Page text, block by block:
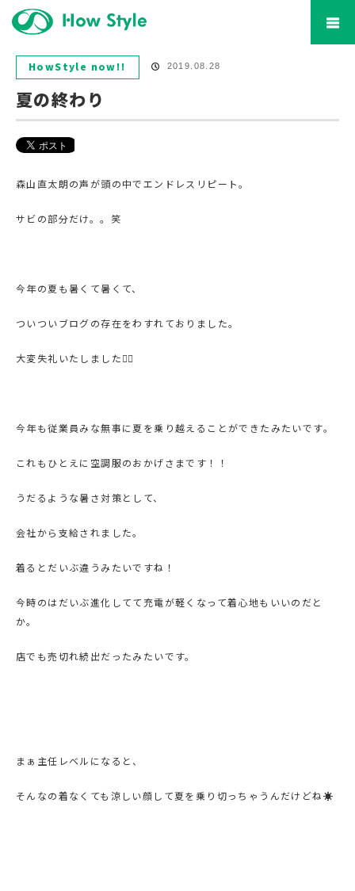
ホーム
ブログ
HowStyle now!!
HowStyle now!! 2019.08.28
夏の終わり
森山直太朗の声が頭の中でエンドレスリピート。
サビの部分だけ。。笑
今年の夏も暑くて暑くて、
ついついブログの存在をわすれておりました。
大変失礼いたしました🙇‍♂️
今年も従業員みな無事に夏を乗り越えることができたみたいです。
これもひとえに空調服のおかげさまです！！
うだるような暑さ対策として、
会社から支給されました。
着るとだいぶ違うみたいですね！
今時のはだいぶ進化してて充電が軽くなって着心地もいいのだと
か。
店でも売切れ続出だったみたいです。
まぁ主任レベルになると、
そんなの着なくても涼しい顔して夏を乗り切っちゃうんだけどね☀️